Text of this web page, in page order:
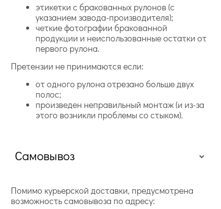
этикетки с бракованных рулонов (с
указанием завода-производителя);
четкие фотографии бракованной
продукции и неиспользованные остатки от
первого рулона.
Претензии не принимаются если:
от одного рулона отрезано больше двух
полос;
произведен неправильный монтаж (и из-за
этого возникли проблемы со стыком).
Самовывоз
Помимо курьерской доставки, предусмотрена
возможность самовывоза по адресу: